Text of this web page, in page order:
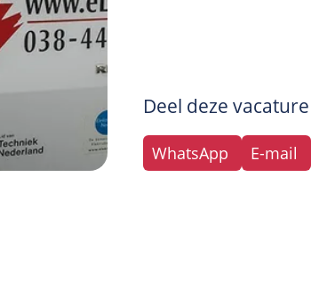
Deel deze vacature
WhatsApp E-mail